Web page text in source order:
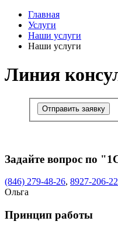
Главная
Услуги
Наши услуги
Наши услуги
Линия
Отправить заявку
Задайте вопрос по
(846) 279-48-26, 8927-206-
Ольга
Принцип работы